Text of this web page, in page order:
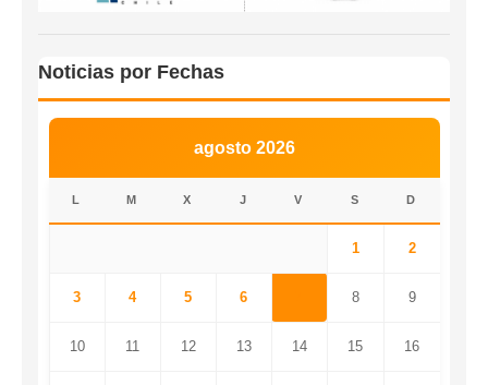
Noticias por Fechas
agosto 2026
L M X J V S D
1 2
3 4 5 6 8 9
10 11 12 13 14 15 16